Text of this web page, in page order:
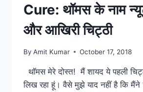
और
वास्तविकता
से
भरा
Cure: थॉमस के नाम
और आखिरी चिट्ठी
By Amit Kumar October 17, 2018
थॉमस मेरे दोस्त! मैं शायद ये पहली
लिख रहा हूं। वैसे मुझे याद नहीं है कि मैंने